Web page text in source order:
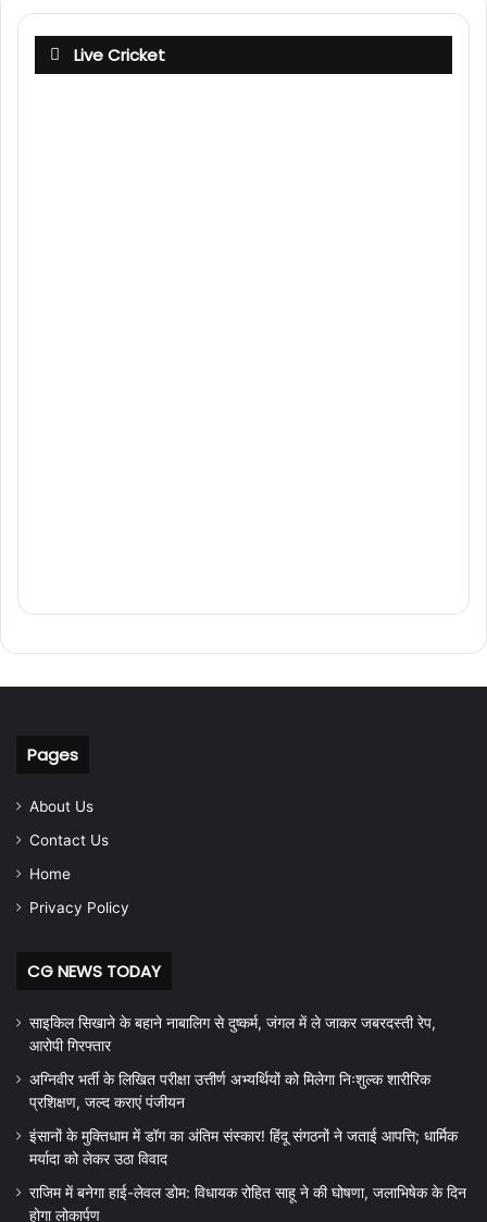
Live Cricket
Pages
About Us
Contact Us
Home
Privacy Policy
CG NEWS TODAY
साइकिल सिखाने के बहाने नाबालिग से दुष्कर्म, जंगल में ले जाकर जबरदस्ती रेप,
आरोपी गिरफ्तार
अग्निवीर भर्ती के लिखित परीक्षा उत्तीर्ण अभ्यर्थियों को मिलेगा निःशुल्क शारीरिक
प्रशिक्षण, जल्द कराएं पंजीयन
इंसानों के मुक्तिधाम में डॉग का अंतिम संस्कार! हिंदू संगठनों ने जताई आपत्ति; धार्मिक
मर्यादा को लेकर उठा विवाद
राजिम में बनेगा हाई-लेवल डोम: विधायक रोहित साहू ने की घोषणा, जलाभिषेक के दिन
होगा लोकार्पण